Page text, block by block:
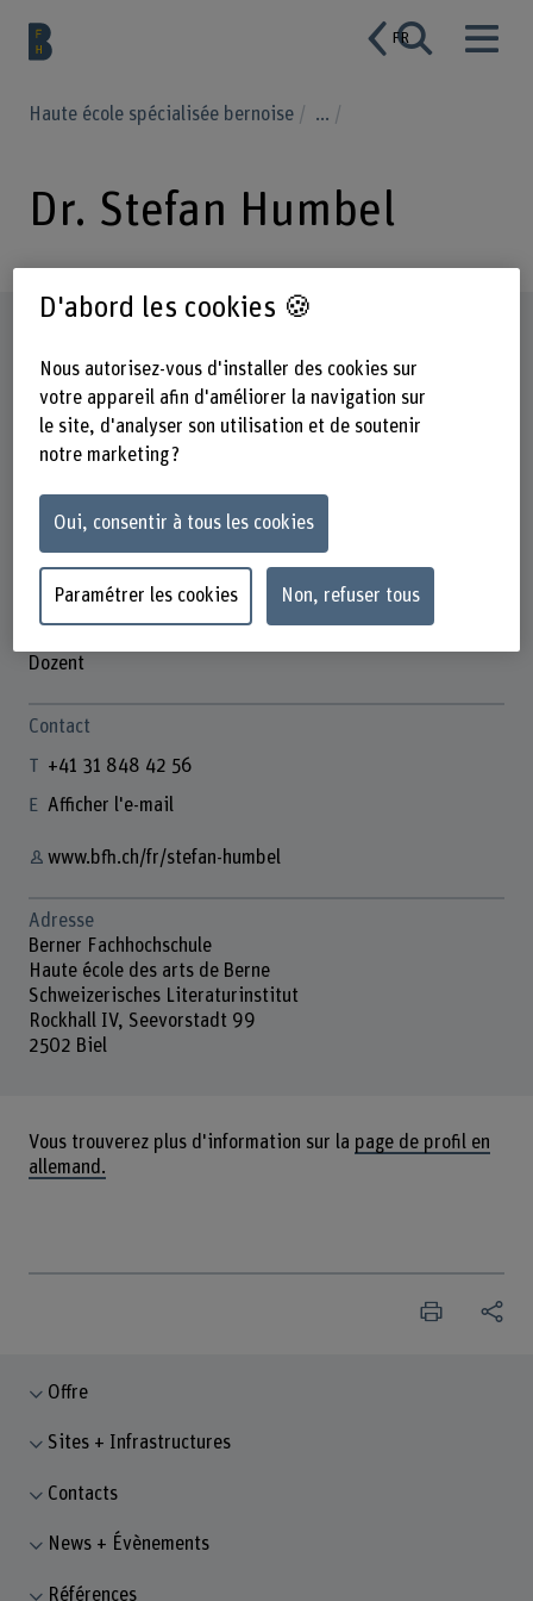
FR
Haute école spécialisée bernoise ...
Dr. Stefan Humbel
Dozent
Contact
+41 31 848 42 56
Afficher l'e-mail
www.bfh.ch/fr/stefan-humbel
Adresse
Berner Fachhochschule
Haute école des arts de Berne
Schweizerisches Literaturinstitut
Rockhall IV, Seevorstadt 99
2502 Biel
Vous trouverez plus d'information sur la page de profil en
allemand.
Offre
Sites + Infrastructures
Contacts
News + Évènements
Références
D'abord les cookies 🍪
Nous autorisez-vous d'installer des cookies sur
votre appareil afin d'améliorer la navigation sur
le site, d'analyser son utilisation et de soutenir
notre marketing ?
Oui, consentir à tous les cookies
Paramétrer les cookies Non, refuser tous